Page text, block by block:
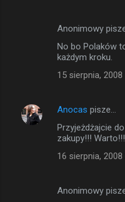
Anonimowy
No bo Polaków
każdym kroku.
15 sierpnia, 2008
Anocas pisze…
Przyjeżdżajcie
zakupy!!! Warto!!!
16 sierpnia, 2008
Anonimowy